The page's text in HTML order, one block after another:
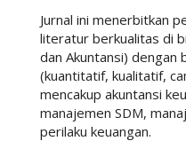
Jurnal ini menerbitkan
literatur berkualitas di
dan Akuntansi) dengan
(kuantitatif, kualitatif,
mencakup akuntansi
manajemen SDM,
perilaku keuangan.